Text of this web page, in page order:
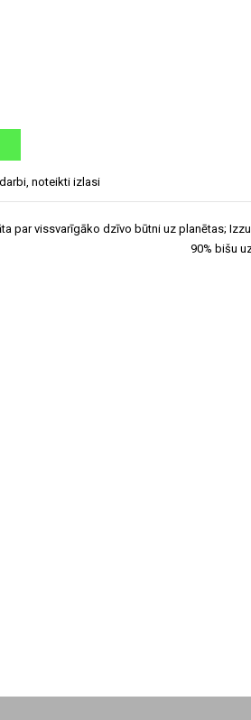
noteikti izlasi
par vissvarīgāko dzīvo būtni uz planētas;
90% bišu